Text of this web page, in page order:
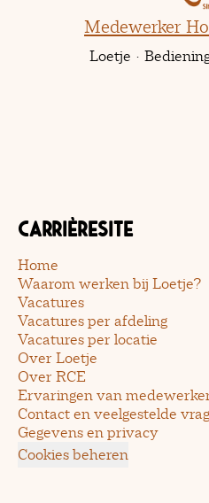
Medewerker
Loetje ·
Carrièresite
Home
Waarom werken bij Loetje?
Vacatures
Vacatures per afdeling
Vacatures per locatie
Over Loetje
Over RCE
Ervaringen van
Contact en veelgestelde
Gegevens en privacy
Cookies beheren